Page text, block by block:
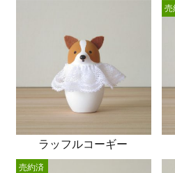
ラッフルコーギー
売
売約済